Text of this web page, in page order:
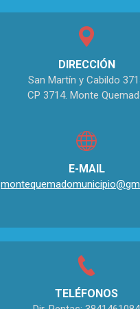
DIRECCIÓN
San Martín y Cabildo
CP 3714. Monte
E-MAIL
TELÉFONOS